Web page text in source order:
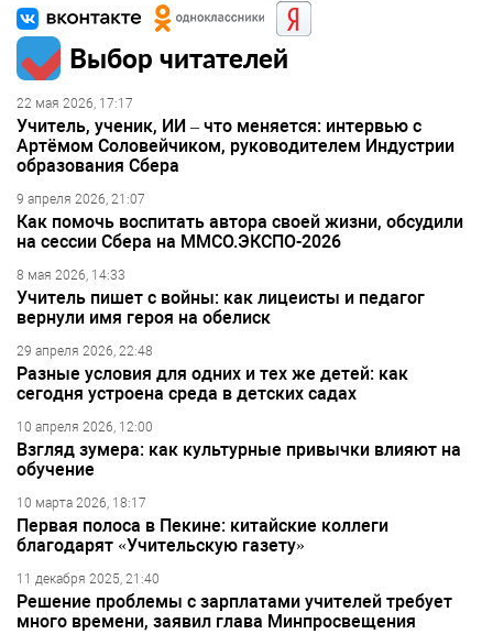
Выбор читателей
22 мая 2026, 17:17
Учитель, ученик, ИИ – что меняется: интервью с
Артёмом Соловейчиком, руководителем Индустрии
образования Сбера
9 апреля 2026, 21:07
Как помочь воспитать автора своей жизни, обсудили
на сессии Сбера на ММСО.ЭКСПО-2026
8 мая 2026, 14:33
Учитель пишет с войны: как лицеисты и педагог
вернули имя героя на обелиск
29 апреля 2026, 22:48
Разные условия для одних и тех же детей: как
сегодня устроена среда в детских садах
10 апреля 2026, 12:00
Взгляд зумера: как культурные привычки влияют на
обучение
10 марта 2026, 18:17
Первая полоса в Пекине: китайские коллеги
благодарят «Учительскую газету»
11 декабря 2025, 21:40
Решение проблемы с зарплатами учителей требует
много времени, заявил глава Минпросвещения